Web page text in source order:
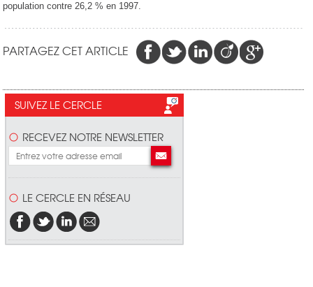
population contre 26,2 % en 1997.
PARTAGEZ CET ARTICLE
SUIVEZ LE CERCLE
RECEVEZ NOTRE NEWSLETTER
LE CERCLE EN RÉSEAU